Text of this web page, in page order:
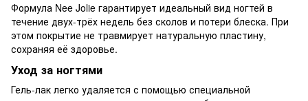
Формула Nee Jolie гарантирует идеальный вид ногтей в
течение двух-трёх недель без сколов и потери блеска. При
этом покрытие не травмирует натуральную пластину,
сохраняя её здоровье.
Уход за ногтями
Гель-лак легко удаляется с помощью специальной